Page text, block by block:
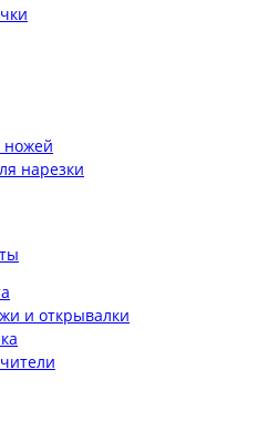
ножей
нарезки
и открывалки